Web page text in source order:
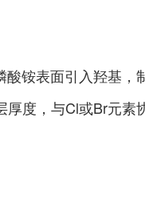
酸铵表面引入羟基
度，与Cl或Br元素